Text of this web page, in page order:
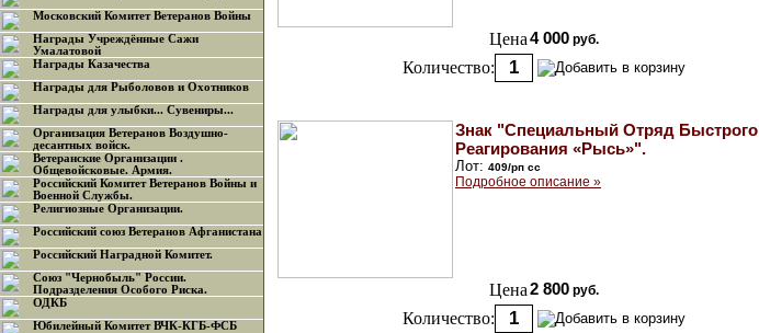
Московский Комитет Ветеранов Войны
Награды Учреждённые Сажи
Умалатовой
Награды Казачества
Награды для Рыболовов и Охотников
Награды для улыбки... Сувениры...
Организация Ветеранов Воздушно-
десантных войск.
Ветеранские Организации .
Общевойсковые. Армия.
Российский Комитет Ветеранов Войны и
Военной Службы.
Религиозные Организации.
Российский союз Ветеранов Афганистана
Российский Наградной Комитет.
Союз "Чернобыль" России.
Подразделения Особого Риска.
ОДКБ
Юбилейный Комитет ВЧК-КГБ-ФСБ
Цена4 000 руб.
Количество:
Знак "Специальный Отряд Быстрого
Реагирования «Рысь»".
Лот: 409/рп сс
Подробное описание »
Цена2 800 руб.
Количество: